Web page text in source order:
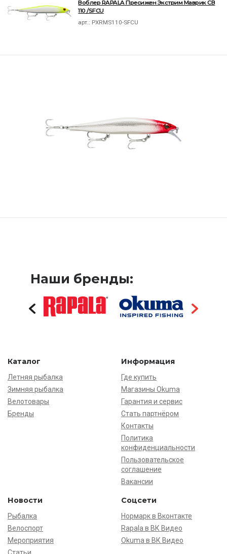
Воблер RAPALA Пресижен Экстрим Маврик СВ
110 /SFCU
арт.: PXRMS110-SFCU
Наши бренды:
Каталог
Летняя рыбалка
Зимняя рыбалка
Велотовары
Бренды
Информация
Где купить
Магазины Okuma
Гарантия и сервис
Стать партнёром
Контакты
Политика
конфиденциальности
Пользовательское
соглашение
Вакансии
Новости
Рыбалка
Велоспорт
Мероприятия
Соцсети
Нормарк в Вконтакте
Rapala в ВК Видео
Okuma в ВК Видео